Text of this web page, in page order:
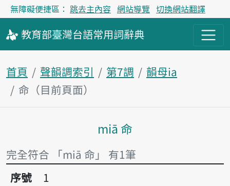
無障礙便捷區： 跳去主內容 網站導覽 切換網站翻譯
教育部臺灣台語常用詞辭典
首頁 聲韻調索引 第7調
韻母ia
命（目前頁面）
主內容區塊
miā 命
完全符合 「miā 命」 有1筆
序號1命
序號
1